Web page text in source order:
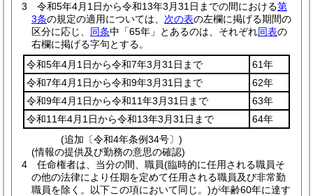
3
令和5年4月1日から令和13年3月31日までの間における第
3条の規定の適用については、 次の表の左欄に掲げる期間の
区分に応じ、 同条中「65年」とあるのは、それぞれ同表の
右欄に掲げる字句とする。
令和5年4月1日から令和7年3月31日まで
61年
令和7年4月1日から令和9年3月31日まで
62年
令和9年4月1日から令和11年3月31日まで
63年
令和11年4月1日から令和13年3月31日まで
64年
(追加〔令和4年条例34号〕)
(情報の提供及び勤務の意思の確認)
4
任命権者は、当分の間、職員(臨時的に任用される職員そ
の他の法律により任期を定めて任用される職員及び非常勤
職員を除く。以下この項において同じ。)が年齢60年に達す